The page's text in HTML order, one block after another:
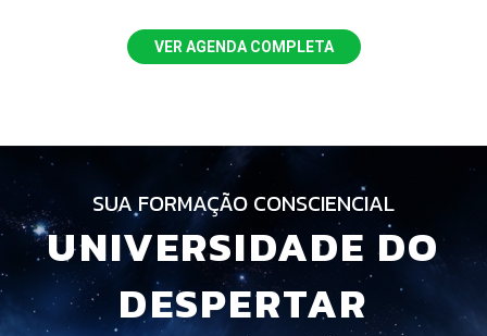
VER AGENDA COMPLETA
SUA FORMAÇÃO CONSCIENCIAL
UNIVERSIDADE DO
DESPERTAR